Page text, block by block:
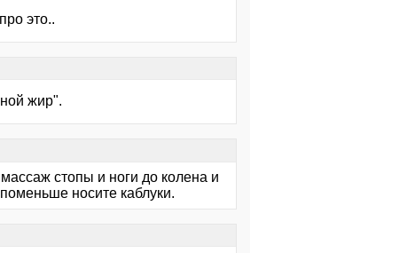
это..
жир".
стопы и ноги до колена и
носите каблуки.